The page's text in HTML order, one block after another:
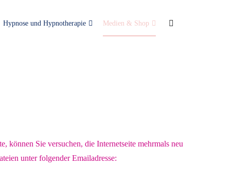
Hypnose und Hypnotherapie Medien & Shop
können Sie versuchen, die Internetseite mehrmals neu
unter folgender Emailadresse: